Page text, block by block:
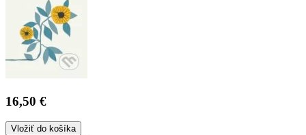
16,50 €
Vložiť do košíka